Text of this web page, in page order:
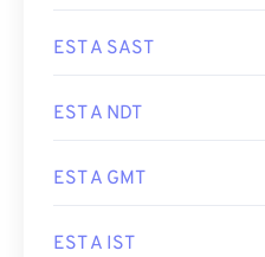
EST A SAST
EST A NDT
EST A GMT
EST A IST